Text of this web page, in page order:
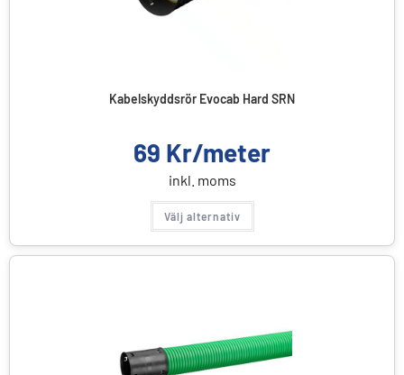
Kabelskyddsrör Evocab Hard SRN
69 Kr/meter
inkl. moms
Välj alternativ